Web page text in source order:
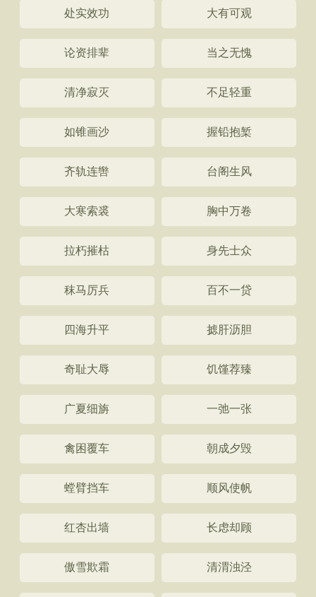
处实效功 大有可观
论资排辈 当之无愧
清净寂灭 不足轻重
如锥画沙 握铅抱椠
齐轨连辔 台阁生风
大寒索裘 胸中万卷
拉朽摧枯 身先士众
秣马厉兵 百不一贷
四海升平 摅肝沥胆
奇耻大辱 饥馑荐臻
广夏细旃 一弛一张
禽困覆车 朝成夕毁
螳臂挡车 顺风使帆
红杏出墙 长虑却顾
傲雪欺霜 清渭浊泾